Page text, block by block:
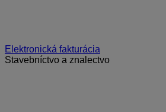
Elektronická fakturácia
Stavebníctvo a znalectvo